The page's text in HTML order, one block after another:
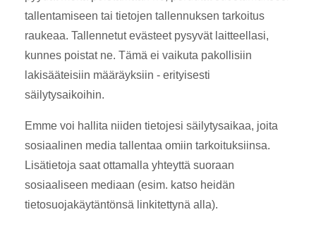
tallentamiseen tai tietojen tallennuksen tarkoitus
raukeaa. Tallennetut evästeet pysyvät laitteellasi,
kunnes poistat ne. Tämä ei vaikuta pakollisiin
lakisääteisiin määräyksiin - erityisesti
säilytysaikoihin.
Emme voi hallita niiden tietojesi säilytysaikaa, joita
sosiaalinen media tallentaa omiin tarkoituksiinsa.
Lisätietoja saat ottamalla yhteyttä suoraan
sosiaaliseen mediaan (esim. katso heidän
tietosuojakäytäntönsä linkitettynä alla).